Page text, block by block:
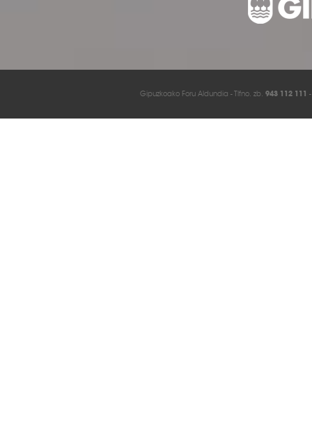
Gipuzkoako Foru Aldundia - Tlfno. zb. 943 112 111